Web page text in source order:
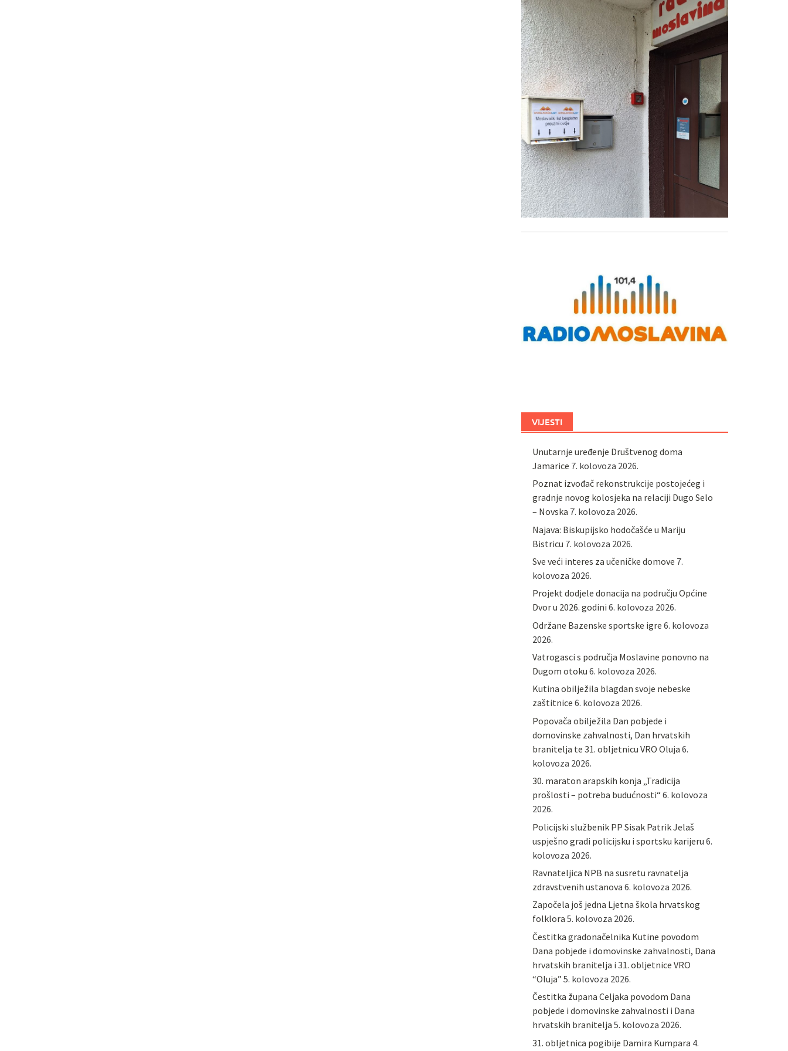
VIJESTI
Unutarnje uređenje Društvenog doma
Jamarice 7. kolovoza 2026.
Poznat izvođač rekonstrukcije postojećeg i
gradnje novog kolosjeka na relaciji Dugo Selo
– Novska 7. kolovoza 2026.
Najava: Biskupijsko hodočašće u Mariju
Bistricu 7. kolovoza 2026.
Sve veći interes za učeničke domove 7.
kolovoza 2026.
Projekt dodjele donacija na području Općine
Dvor u 2026. godini 6. kolovoza 2026.
Održane Bazenske sportske igre 6. kolovoza
2026.
Vatrogasci s područja Moslavine ponovno na
Dugom otoku 6. kolovoza 2026.
Kutina obilježila blagdan svoje nebeske
zaštitnice 6. kolovoza 2026.
Popovača obilježila Dan pobjede i
domovinske zahvalnosti, Dan hrvatskih
branitelja te 31. obljetnicu VRO Oluja 6.
kolovoza 2026.
30. maraton arapskih konja „Tradicija
prošlosti – potreba budućnosti“ 6. kolovoza
2026.
Policijski službenik PP Sisak Patrik Jelaš
uspješno gradi policijsku i sportsku karijeru 6.
kolovoza 2026.
Ravnateljica NPB na susretu ravnatelja
zdravstvenih ustanova 6. kolovoza 2026.
Započela još jedna Ljetna škola hrvatskog
folklora 5. kolovoza 2026.
Čestitka gradonačelnika Kutine povodom
Dana pobjede i domovinske zahvalnosti, Dana
hrvatskih branitelja i 31. obljetnice VRO
“Oluja” 5. kolovoza 2026.
Čestitka župana Celjaka povodom Dana
pobjede i domovinske zahvalnosti i Dana
hrvatskih branitelja 5. kolovoza 2026.
31. obljetnica pogibije Damira Kumpara 4.